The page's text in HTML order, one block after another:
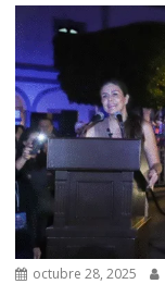
octubre 28, 2025